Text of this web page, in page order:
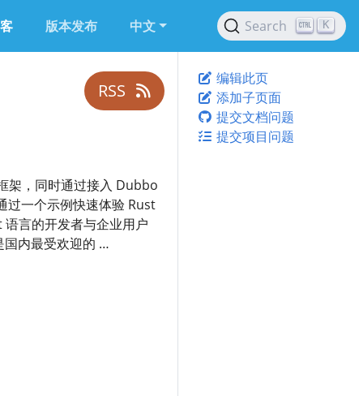
版本发布 中文 Search K
编辑此页
添加子页面
提交文档问题
提交项目问题
RSS
架，同时通过接入 Dubbo
过一个示例快速体验 Rust
言的开发者与企业用户
国内最受欢迎的 …